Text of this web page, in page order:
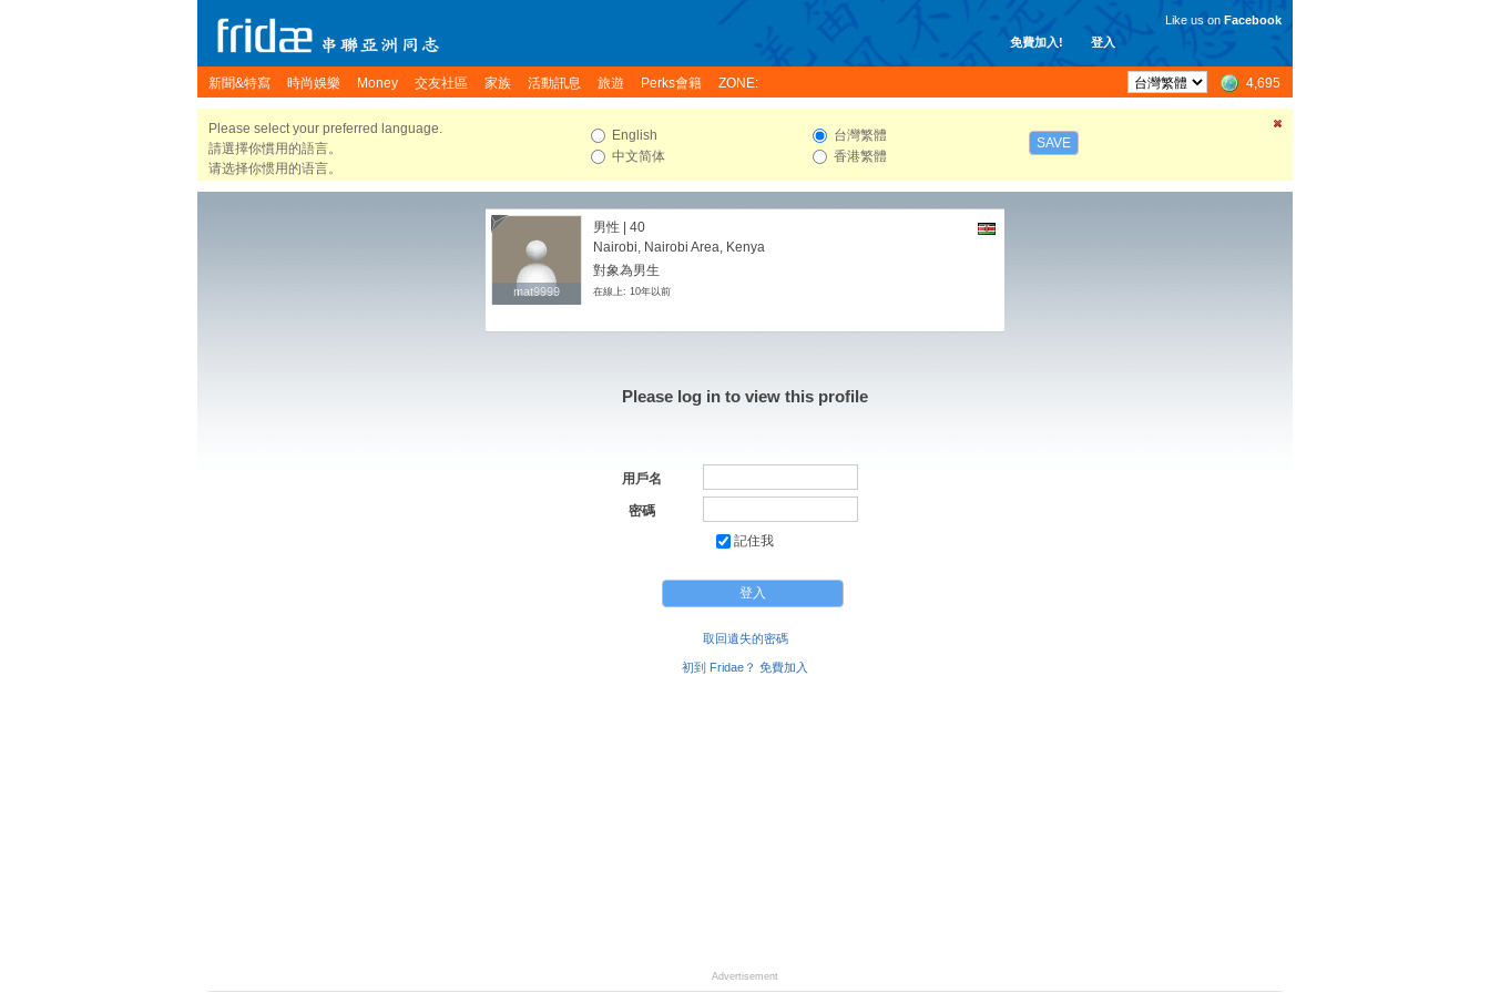
免費加入! 登入
Like us on Facebook
新聞&特寫 時尚娛樂 Money 交友社區 家族 活動訊息 旅遊 Perks會籍 ZONE: 4,695
Please select your preferred language.
請選擇你慣用的語言。
请选择你惯用的语言。
English
中文简体
台灣繁體
香港繁體
SAVE
mat9999
mat9999
男性 | 40
Nairobi, Nairobi Area, Kenya
對象為男生
在線上: 10年以前
Please log in to view this profile
用戶名
密碼
記住我
取回遺失的密碼
初到 Fridae？ 免費加入
Advertisement